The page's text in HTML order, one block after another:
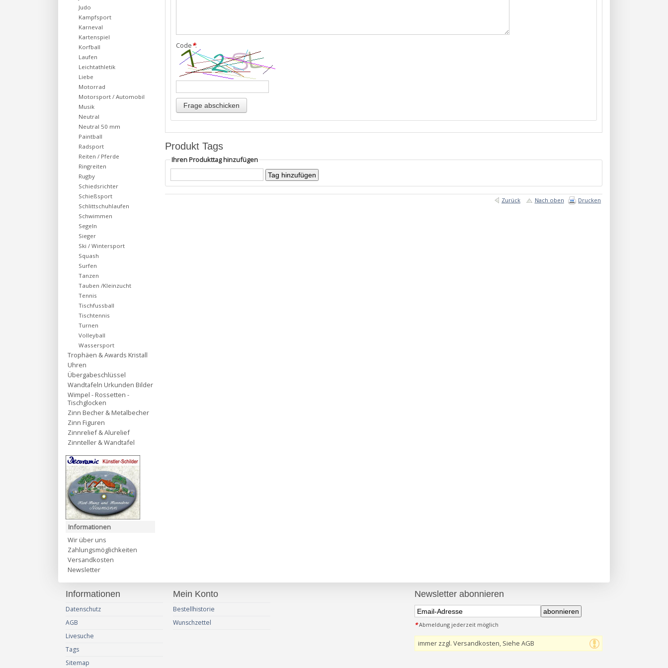
Code*:
Produkt Tags
Ihren Produkttag hinzufügen
Zurück Nach oben Drucken
Judo
Kampfsport
Karneval
Kartenspiel
Korfball
Laufen
Leichtathletik
Liebe
Motorrad
Motorsport / Automobil
Musik
Neutral
Neutral 50 mm
Paintball
Radsport
Reiten / Pferde
Ringreiten
Rugby
Schiedsrichter
Schießsport
Schlittschuhlaufen
Schwimmen
Segeln
Sieger
Ski / Wintersport
Squash
Surfen
Tanzen
Tauben /Kleinzucht
Tennis
Tischfussball
Tischtennis
Turnen
Volleyball
Wassersport
Trophäen & Awards Kristall
Uhren
Übergabeschlüssel
Wandtafeln Urkunden Bilder
Wimpel - Rossetten -
Tischglocken
Zinn Becher & Metalbecher
Zinn Figuren
Zinnrelief & Alurelief
Zinnteller & Wandtafel
Informationen
Wir über uns
Zahlungsmöglichkeiten
Versandkosten
Newsletter
Informationen
Datenschutz
AGB
Livesuche
Tags
Sitemap
Mein Konto
Bestellhistorie
Wunschzettel
Newsletter abonnieren
abonnieren
*Abmeldung jederzeit möglich
immer zzgl. Versandkosten, Siehe AGB